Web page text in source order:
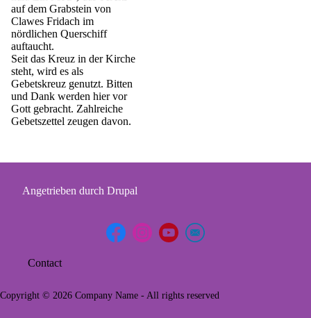
auf dem Grabstein von
Clawes Fridach im
nördlichen Querschiff
auftaucht.
Seit das Kreuz in der Kirche
steht, wird es als
Gebetskreuz genutzt. Bitten
und Dank werden hier vor
Gott gebracht. Zahlreiche
Gebetszettel zeugen davon.
Angetrieben durch Drupal
Footer
menu
Contact
Copyright © 2026 Company Name - All rights reserved